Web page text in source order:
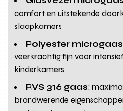
comfort en uitstekende
slaapkamers
Polyester microgaas
veerkrachtig fijn voor
kinderkamers
RVS 316 gaas:
brandwerende